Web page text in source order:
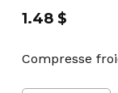
1.48 $
Compresse